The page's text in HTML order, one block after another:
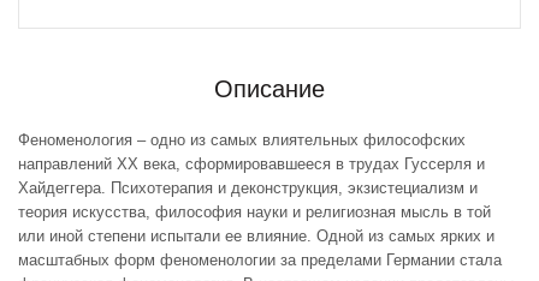
Описание
Феноменология – одно из самых влиятельных философских
направлений ХХ века, сформировавшееся в трудах Гуссерля и
Хайдеггера. Психотерапия и деконструкция, экзистециализм и
теория искусства, философия науки и религиозная мысль в той
или иной степени испытали ее влияние. Одной из самых ярких и
масштабных форм феноменологии за пределами Германии стала